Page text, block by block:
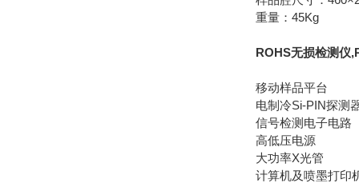
重量：45Kg
ROHS无损检测仪
移动样品平台
电制冷Si-PIN探测
信号检测电子电路
高低压电源
大功率X光管
计算机及喷墨打印